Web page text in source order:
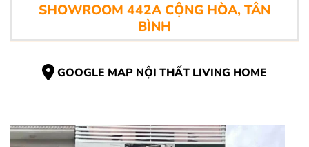
SHOWROOM 442A CỘNG HÒA, TÂN
BÌNH
GOOGLE MAP NỘI THẤT LIVING HOME